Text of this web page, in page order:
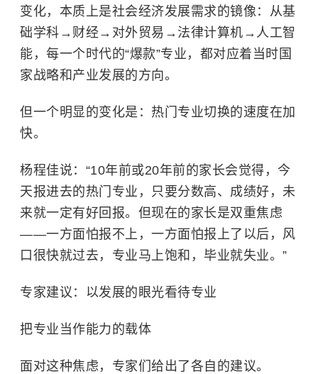
变化，本质上是社会经济发展需求的镜像：从基
础学科→财经→对外贸易→法律计算机→人工智
能，每一个时代的“爆款”专业，都对应着当时国
家战略和产业发展的方向。
但一个明显的变化是：热门专业切换的速度在加
快。
杨程佳说：“10年前或20年前的家长会觉得，今
天报进去的热门专业，只要分数高、成绩好，未
来就一定有好回报。但现在的家长是双重焦虑
——一方面怕报不上，一方面怕报上了以后，风
口很快就过去，专业马上饱和，毕业就失业。”
专家建议：以发展的眼光看待专业
把专业当作能力的载体
面对这种焦虑，专家们给出了各自的建议。